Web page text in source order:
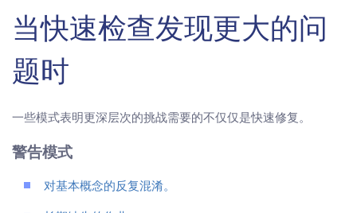
当快速检查发现更大的问
题时
一些模式表明更深层次的挑战需要的不仅仅是快速修复。
警告模式
对基本概念的反复混淆。